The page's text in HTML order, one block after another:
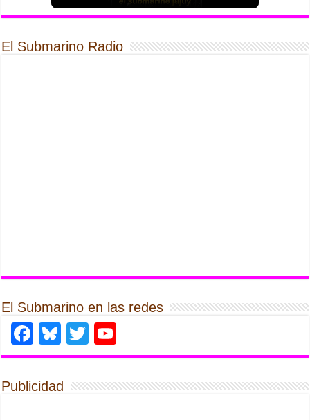
El Submarino Radio
El Submarino en las redes
Facebook
Bluesky
Twitter
Publicidad